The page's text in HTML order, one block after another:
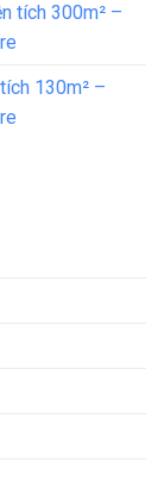
tích 300m² –
130m² –